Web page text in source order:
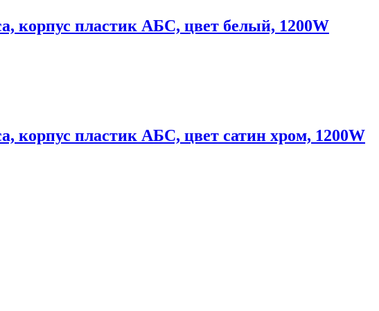
корпус пластик АБС, цвет белый, 1200W
корпус пластик АБС, цвет сатин хром, 1200W